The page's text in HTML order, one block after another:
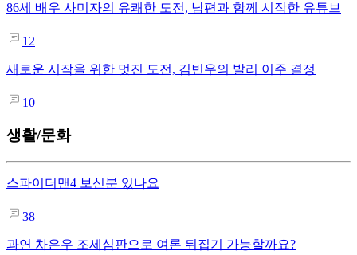
86세 배우 사미자의 유쾌한 도전, 남편과 함께 시작한 유튜브
12
새로운 시작을 위한 멋진 도전, 김빈우의 발리 이주 결정
10
생활/문화
스파이더맨4 보신분 있나요
38
과연 차은우 조세심판으로 여론 뒤집기 가능할까요?